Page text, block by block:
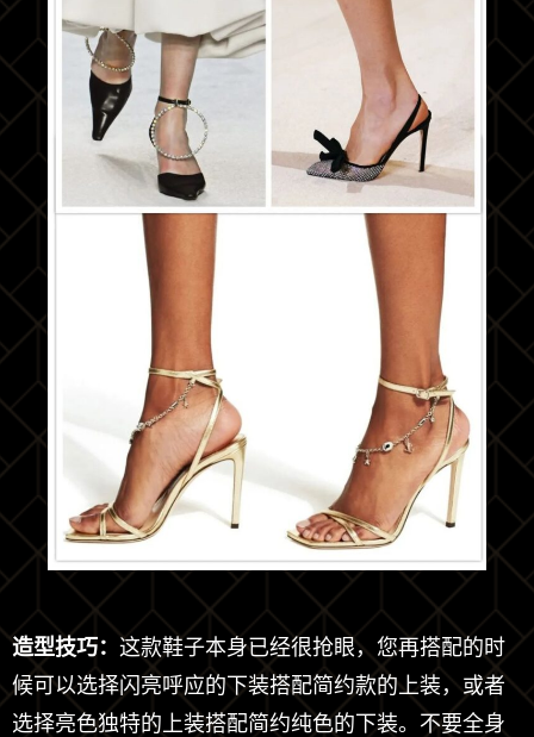
造型技巧： 这款鞋子本身已经很抢眼，您再搭配的时
候可以选择闪亮呼应的下装搭配简约款的上装，或者
选择亮色独特的上装搭配简约纯色的下装。不要全身